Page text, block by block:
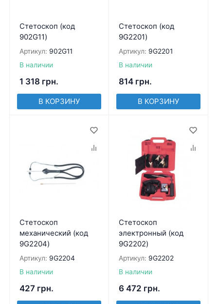
Стетоскоп (код
902G11)
Артикул: 902G11
В наличии
1 318 грн.
В КОРЗИНУ
Стетоскоп (код
9G2201)
Артикул: 9G2201
В наличии
814 грн.
В КОРЗИНУ
Стетоскоп
механический (код
9G2204)
Артикул: 9G2204
В наличии
427 грн.
Стетоскоп
электронный (код
9G2202)
Артикул: 9G2202
В наличии
6 472 грн.